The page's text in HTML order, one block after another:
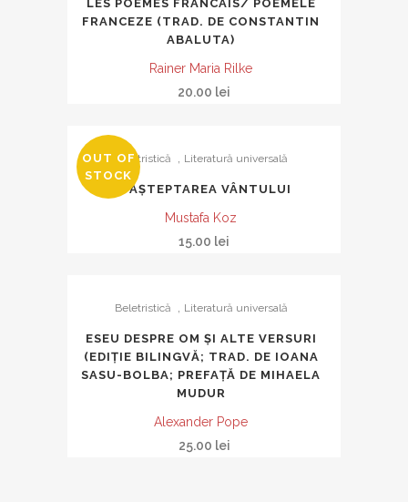
LES POEMES FRANCAIS/ POEMELE
FRANCEZE (TRAD. DE CONSTANTIN
ABALUTA)
Rainer Maria Rilke
20.00 lei
OUT OF
STOCK
Beletristică Literatură universală
ÎN AȘTEPTAREA VÂNTULUI
Mustafa Koz
15.00 lei
Beletristică Literatură universală
ESEU DESPRE OM ŞI ALTE VERSURI
(EDIŢIE BILINGVĂ; TRAD. DE IOANA
SASU-BOLBA; PREFAŢĂ DE MIHAELA
MUDUR
Alexander Pope
25.00 lei